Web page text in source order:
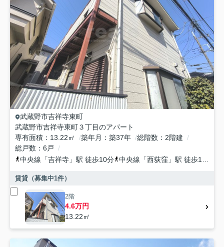
武蔵野市吉祥寺東町
武蔵野市吉祥寺東町３丁目のアパート
専有面積
13.22㎡ 築年月 築37年 総階数
2階建
総戸数
6戸
中央線 「吉祥寺 」駅 徒歩10分 中央線 「西荻窪 」駅 徒歩12分
賃貸（募集中1件）
2階
4.6万円
13.22㎡